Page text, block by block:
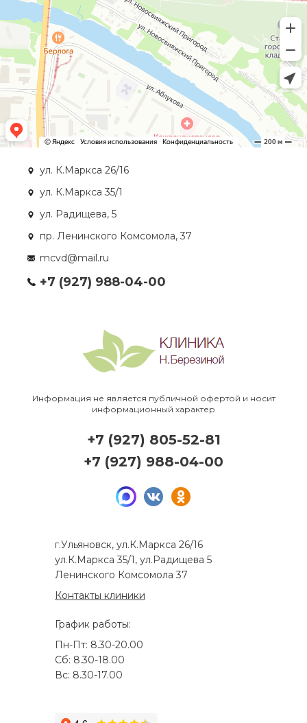
ул. К.Маркса 26/16
ул. К.Маркса 35/1
ул. Радищева, 5
пр. Ленинского Комсомола, 37
mcvd@mail.ru
+7 (927) 988-04-00
Информация не является публичной офертой и носит
информационный характер
г.Ульяновск, ул.К.Маркса 26/16
ул.К.Маркса 35/1, ул.Радищева 5
Ленинского Комсомола 37
Контакты клиники
График работы:
Пн-Пт: 8.30-20.00
Сб: 8.30-18.00
Вс: 8.30-17.00
+7 (927) 805-52-81
+7 (927) 988-04-00